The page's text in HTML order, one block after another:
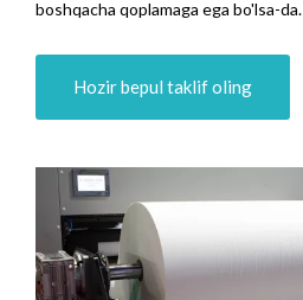
boshqacha qoplamaga ega bo'lsa-da.
Hozir bepul taklif oling